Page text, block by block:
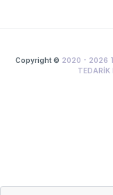
Copyright © 2020 - 2026
TEDARİK